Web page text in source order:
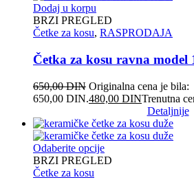
Dodaj u korpu
BRZI PREGLED
Četke za kosu, RASPRODAJA
Četka za kosu ravna model
650,00DIN Originalna cena je bila:
650,00 DIN.480,00 DINTrenutna
Detaljnije
Odaberite opcije
BRZI PREGLED
Četke za kosu